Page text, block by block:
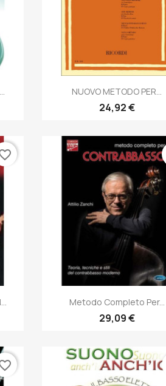
Anteprima
NUOVO METODO PER...
24,92 €
Anteprima
Metodo Completo Per...
29,09 €